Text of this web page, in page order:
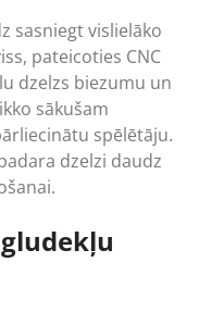
sasniegt vislielāko
pateicoties CNC
dzelzs biezumu un
sākušam
spēlētāju.
dzelzi daudz